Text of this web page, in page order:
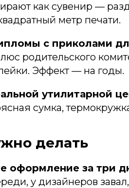
как сувенир —
метр печати.
с приколами
родительского
Эффект — на годы.
утилитарной
сумка,
делать
оформление за три
у дизайнеров